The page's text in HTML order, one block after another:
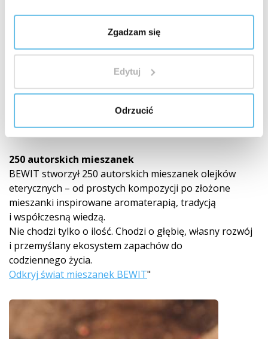
Zgadzam się
Edytuj
Odrzucić
Światowy lider w mieszankach olejków
eterycznych
250 autorskich mieszanek
BEWIT stworzył 250 autorskich mieszanek olejków
eterycznych – od prostych kompozycji po złożone
mieszanki inspirowane aromaterapią, tradycją
i współczesną wiedzą.
Nie chodzi tylko o ilość. Chodzi o głębię, własny rozwój
i przemyślany ekosystem zapachów do
codziennego życia.
Odkryj świat mieszanek BEWIT"